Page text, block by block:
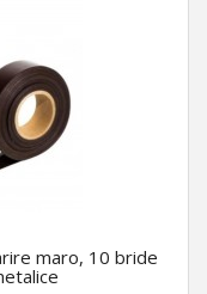
maro, 10 bride